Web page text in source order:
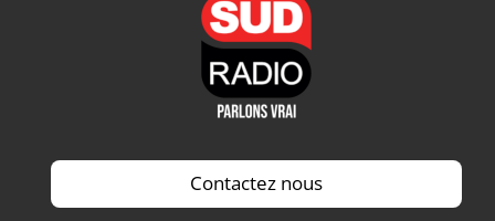
Contactez nous